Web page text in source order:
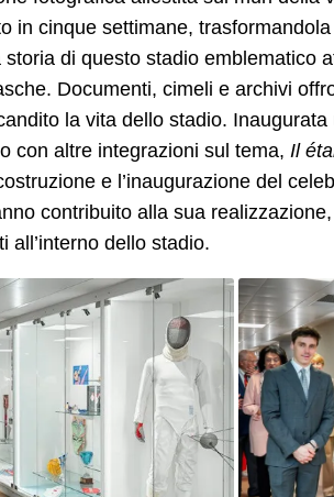
in cinque settimane,
di questo stadio emblematico
Documenti, cimeli e archivi
la vita dello stadio.
con altre integrazioni sul tema, Il
e l’inaugurazione del
contribuito alla sua
all’interno dello stadio.